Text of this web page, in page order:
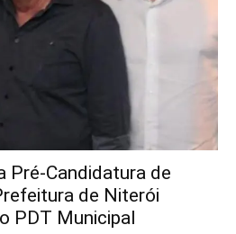
Pré-Candidatura de
de Niterói
PDT Municipal